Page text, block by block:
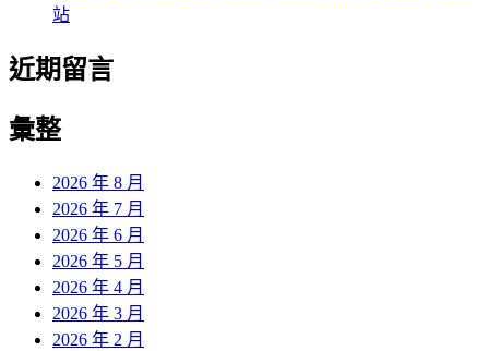
站
近期留言
彙整
2026 年 8 月
2026 年 7 月
2026 年 6 月
2026 年 5 月
2026 年 4 月
2026 年 3 月
2026 年 2 月